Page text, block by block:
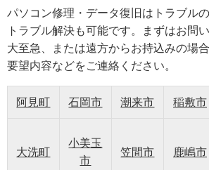
パソコン修理・データ復旧はトラブル
トラブル解決も可能です。まずはお問
大至急、または遠方からお持込みの場
要望内容などをご連絡ください。
阿見町 石岡市 潮来市 稲敷市
大洗町
小美玉
市
笠間市 鹿嶋市